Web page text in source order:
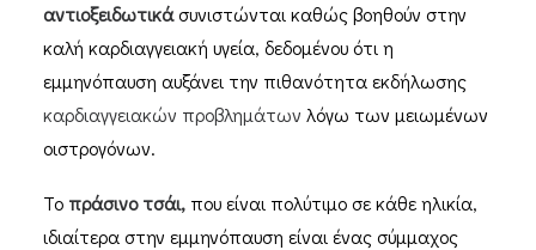
αντιοξειδωτικάσυνιστώνται καθώς βοηθούν στην
καλή καρδιαγγειακή υγεία, δεδομένου ότι η
εμμηνόπαυση αυξάνει την πιθανότητα εκδήλωσης
καρδιαγγειακών προβλημάτων λόγω των μειωμένων
οιστρογόνων.
Το πράσινο τσάι, που είναι πολύτιμο σε κάθε ηλικία,
ιδιαίτερα στην εμμηνόπαυση είναι ένας σύμμαχος